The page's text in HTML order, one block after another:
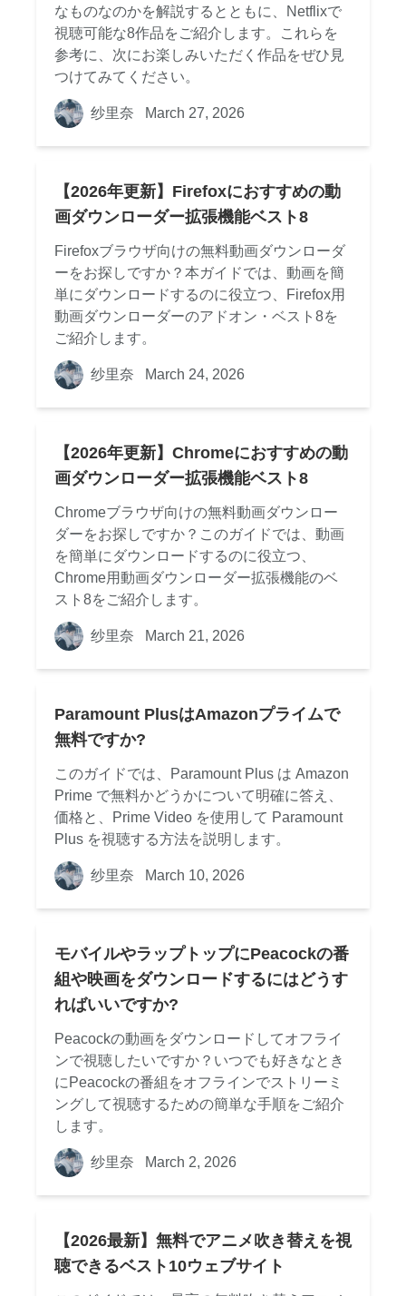
なものなのかを解説するとともに、Netflixで
視聴可能な8作品をご紹介します。これらを
参考に、次にお楽しみいただく作品をぜひ見
つけてみてください。
纱里奈 March 27, 2026
【2026年更新】Firefoxにおすすめの動
画ダウンローダー拡張機能ベスト8
Firefoxブラウザ向けの無料動画ダウンローダ
ーをお探しですか？本ガイドでは、動画を簡
単にダウンロードするのに役立つ、Firefox用
動画ダウンローダーのアドオン・ベスト8を
ご紹介します。
纱里奈 March 24, 2026
【2026年更新】Chromeにおすすめの動
画ダウンローダー拡張機能ベスト8
Chromeブラウザ向けの無料動画ダウンロー
ダーをお探しですか？このガイドでは、動画
を簡単にダウンロードするのに役立つ、
Chrome用動画ダウンローダー拡張機能のベ
スト8をご紹介します。
纱里奈 March 21, 2026
Paramount PlusはAmazonプライムで
無料ですか?
このガイドでは、Paramount Plus は Amazon
Prime で無料かどうかについて明確に答え、
価格と、Prime Video を使用して Paramount
Plus を視聴する方法を説明します。
纱里奈 March 10, 2026
モバイルやラップトップにPeacockの番
組や映画をダウンロードするにはどうす
ればいいですか?
Peacockの動画をダウンロードしてオフライ
ンで視聴したいですか？いつでも好きなとき
にPeacockの番組をオフラインでストリーミ
ングして視聴するための簡単な手順をご紹介
します。
纱里奈 March 2, 2026
【2026最新】無料でアニメ吹き替えを視
聴できるベスト10ウェブサイト